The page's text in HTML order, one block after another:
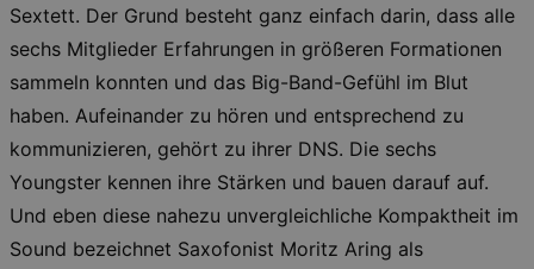
Sextett. Der Grund besteht ganz einfach darin, dass alle
sechs Mitglieder Erfahrungen in größeren Formationen
sammeln konnten und das Big-Band-Gefühl im Blut
haben. Aufeinander zu hören und entsprechend zu
kommunizieren, gehört zu ihrer DNS. Die sechs
Youngster kennen ihre Stärken und bauen darauf auf.
Und eben diese nahezu unvergleichliche Kompaktheit im
Sound bezeichnet Saxofonist Moritz Aring als